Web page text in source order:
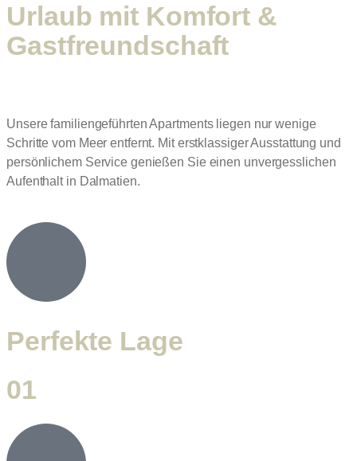
Urlaub mit Komfort &
Gastfreundschaft
Unsere familiengeführten Apartments liegen nur wenige
Schritte vom Meer entfernt. Mit erstklassiger Ausstattung und
persönlichem Service genießen Sie einen unvergesslichen
Aufenthalt in Dalmatien.
Perfekte Lage
01